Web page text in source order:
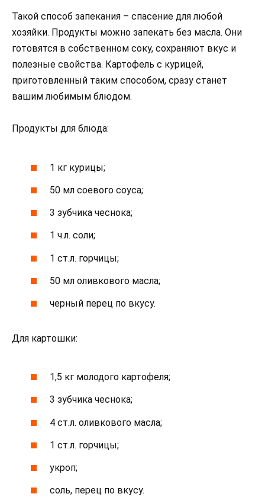
Такой способ запекания – спасение для любой
хозяйки. Продукты можно запекать без масла. Они
готовятся в собственном соку, сохраняют вкус и
полезные свойства. Картофель с курицей,
приготовленный таким способом, сразу станет
вашим любимым блюдом.
Продукты для блюда:
1 кг курицы;
50 мл соевого соуса;
3 зубчика чеснока;
1 ч.л. соли;
1 ст.л. горчицы;
50 мл оливкового масла;
черный перец по вкусу.
Для картошки:
1,5 кг молодого картофеля;
3 зубчика чеснока;
4 ст.л. оливкового масла;
1 ст.л. горчицы;
укроп;
соль, перец по вкусу.